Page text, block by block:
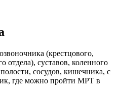
(крестцового,
отдела), суставов, коленного
сосудов, кишечника, с
где можно пройти МРТ в